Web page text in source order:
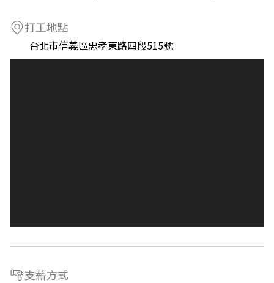
打工地點
台北市信義區忠孝東路四段515號
支薪方式